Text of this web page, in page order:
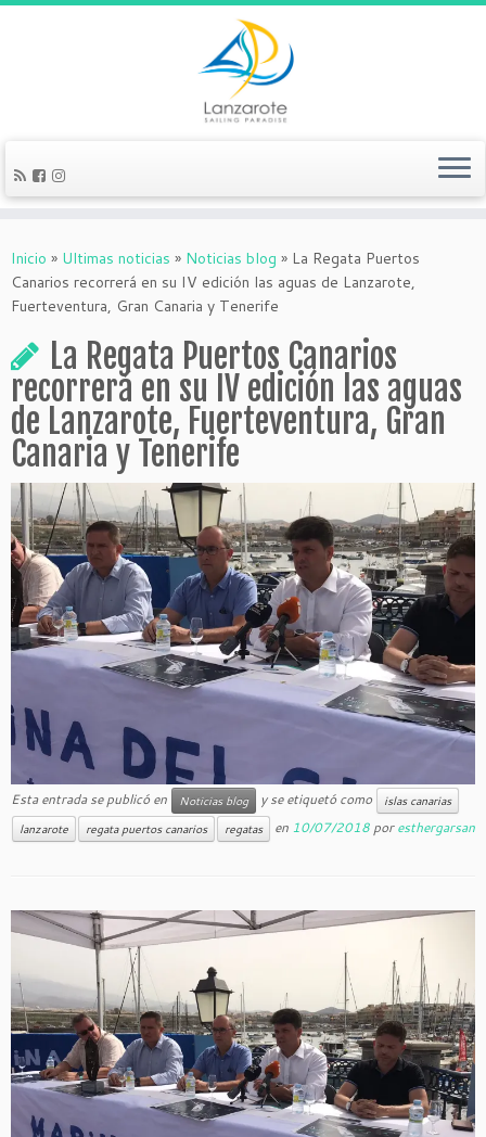
Inicio » Ultimas noticias » Noticias blog » La Regata Puertos
Canarios recorrerá en su IV edición las aguas de Lanzarote,
Fuerteventura, Gran Canaria y Tenerife
La Regata Puertos Canarios
recorrerá en su IV edición las aguas
de Lanzarote, Fuerteventura, Gran
Canaria y Tenerife
Esta entrada se publicó en Noticias blog y se etiquetó como
islas canarias
lanzarote
regata puertos canarios regatas en 10/07/2018 poresthergarsan